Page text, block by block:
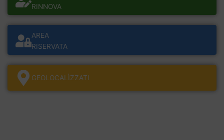
RINNOVA
AREA
RISERVATA
GEOLOCALÌZZATI